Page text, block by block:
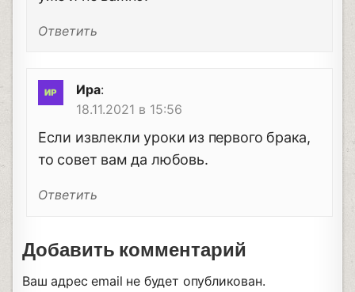
Ответить
Ира:
18.11.2021 в 15:56
Если извлекли уроки из первого брака,
то совет вам да любовь.
Ответить
Добавить комментарий
Ваш адрес email не будет опубликован.